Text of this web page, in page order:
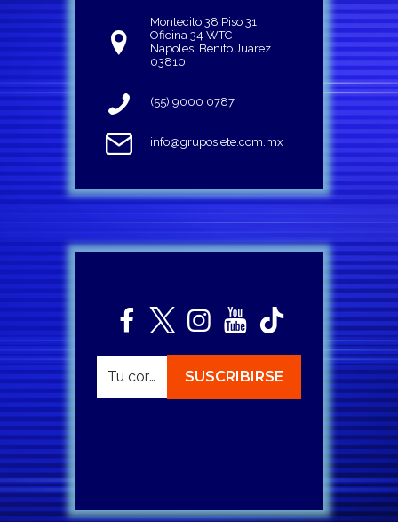
Montecito 38 Piso 31
Oficina 34 WTC
Napoles, Benito Juárez
03810
(55) 9000 0787
info@gruposiete.com.mx